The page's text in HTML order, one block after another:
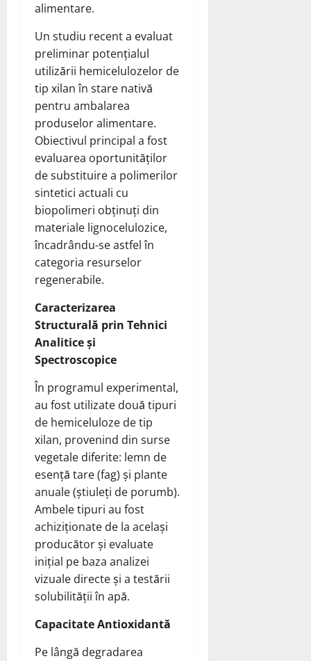
alimentare.
Un studiu recent a evaluat
preliminar potențialul
utilizării hemicelulozelor de
tip xilan în stare nativă
pentru ambalarea
produselor alimentare.
Obiectivul principal a fost
evaluarea oportunităților
de substituire a polimerilor
sintetici actuali cu
biopolimeri obținuți din
materiale lignocelulozice,
încadrându-se astfel în
categoria resurselor
regenerabile.
Caracterizarea
Structurală prin Tehnici
Analitice și
Spectroscopice
În programul experimental,
au fost utilizate două tipuri
de hemiceluloze de tip
xilan, provenind din surse
vegetale diferite: lemn de
esență tare (fag) și plante
anuale (știuleți de porumb).
Ambele tipuri au fost
achiziționate de la același
producător și evaluate
inițial pe baza analizei
vizuale directe și a testării
solubilității în apă.
Capacitate Antioxidantă
Pe lângă degradarea